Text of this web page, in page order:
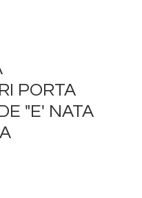
PORTA
"E' NATA